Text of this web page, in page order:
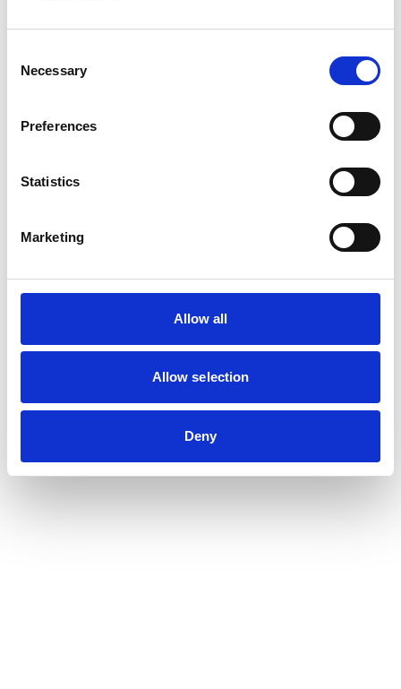
Selection
Necessary
Preferences
Statistics
Marketing
Allow all
Allow selection
Deny